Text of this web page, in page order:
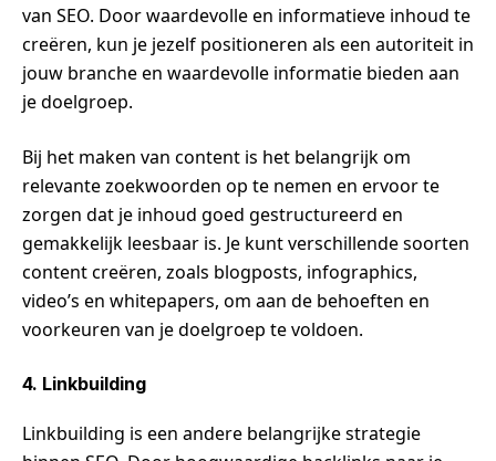
van SEO. Door waardevolle en informatieve inhoud te
creëren, kun je jezelf positioneren als een autoriteit in
jouw branche en waardevolle informatie bieden aan
je doelgroep.
Bij het maken van content is het belangrijk om
relevante zoekwoorden op te nemen en ervoor te
zorgen dat je inhoud goed gestructureerd en
gemakkelijk leesbaar is. Je kunt verschillende soorten
content creëren, zoals blogposts, infographics,
video’s en whitepapers, om aan de behoeften en
voorkeuren van je doelgroep te voldoen.
4. Linkbuilding
Linkbuilding is een andere belangrijke strategie